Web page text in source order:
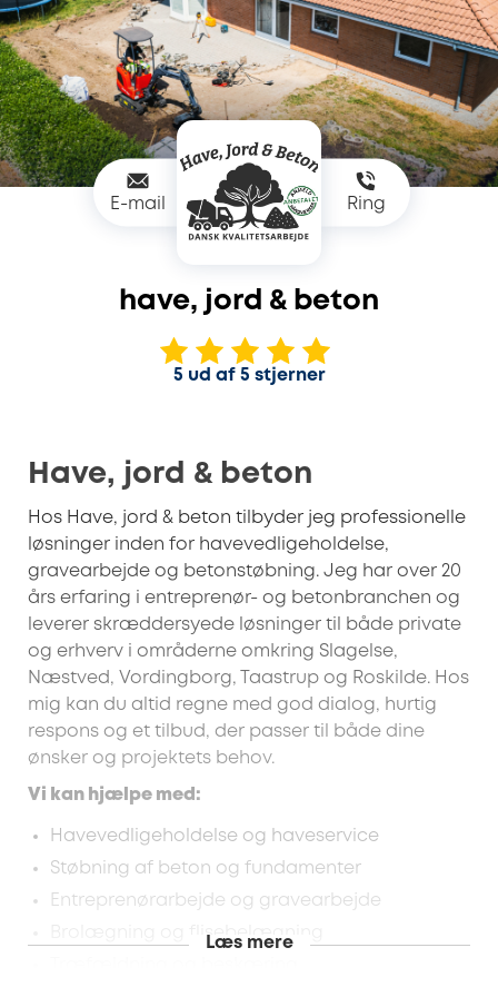
E-mail Ring
have, jord & beton
5 ud af 5 stjerner
Have, jord & beton
Hos Have, jord & beton tilbyder jeg professionelle
løsninger inden for havevedligeholdelse,
gravearbejde og betonstøbning. Jeg har over 20
års erfaring i entreprenør- og betonbranchen og
leverer skræddersyede løsninger til både private
og erhverv i områderne omkring Slagelse,
Næstved, Vordingborg, Taastrup og Roskilde. Hos
mig kan du altid regne med god dialog, hurtig
respons og et tilbud, der passer til både dine
ønsker og projektets behov.
Vi kan hjælpe med:
Havevedligeholdelse og haveservice
Støbning af beton og fundamenter
Entreprenørarbejde og gravearbejde
Brolægning og flisebelægning
Læs mere